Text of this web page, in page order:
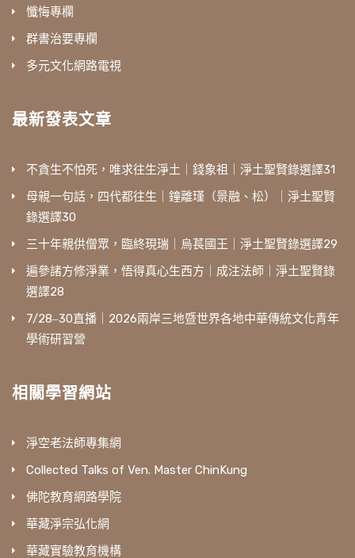
懺悔專欄
群書治要專欄
多元文化網路電視
最新發表文章
不貪生不怕死，唯求往生淨土｜錢象祖｜淨土聖賢錄選譯31
母親一句話，四代都往生｜鐘離瑾（景融、松）｜淨土聖賢
錄選譯30
三十年親供僧眾，臨終現瑞｜烏萇國王｜淨土聖賢錄選譯29
遍參諸方修淨業，悟得真心生西方｜成注法師｜淨土聖賢錄
選譯28
7/28‒30直播｜2026兩岸三地暨世界各地中華傳統文化青年
學術研習營
相關學習網站
淨空老法師專集網
Collected Talks of Ven. Master ChinKung
佛陀教育網路學院
華藏淨宗弘化網
華藏實驗教育機構